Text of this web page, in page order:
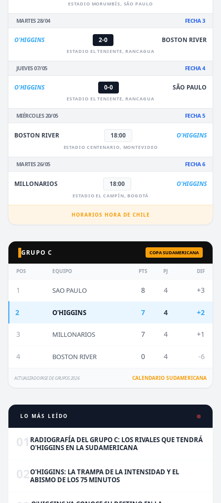
ESTADIO MORUMBÍS, SÃO PAULO
MARTES 28/04 FECHA 3
O'HIGGINS 2-0 BOSTON RIVER
ESTADIO EL TENIENTE, RANCAGUA
JUEVES 07/05 FECHA 4
O'HIGGINS 0-0 SÃO PAULO
ESTADIO EL TENIENTE, RANCAGUA
MIÉRCOLES 20/05 FECHA 5
BOSTON RIVER 18:00 O'HIGGINS
ESTADIO CENTENARIO, MONTEVIDEO
MARTES 26/05 FECHA 6
MILLONARIOS 18:00 O'HIGGINS
ESTADIO EL CAMPÍN, BOGOTÁ
HORARIOS HORA DE CHILE
GRUPO C COPA SUDAMERICANA
POS EQUIPO PTS PJ DIF
1 SAO PAULO 8 4 +3
2 O'HIGGINS 7 4 +2
3 MILLONARIOS 7 4 +1
4 BOSTON RIVER 0 4 -6
ACTUALIZADO FASE DE GRUPOS 2026 CALENDARIO SUDAMERICANA
LO MÁS LEÍDO
01 RADIOGRAFÍA DEL GRUPO C: LOS RIVALES QUE TENDRÁ
O'HIGGINS EN LA SUDAMERICANA
02O'HIGGINS: LA TRAMPA DE LA INTENSIDAD Y EL
ABISMO DE LOS 75 MINUTOS